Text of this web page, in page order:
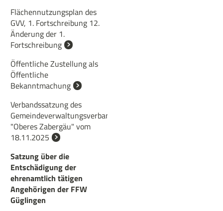
Flächennutzungsplan des
GVV, 1. Fortschreibung 12.
Änderung der 1.
Fortschreibung
Öffentliche Zustellung als
Öffentliche
Bekanntmachung
Verbandssatzung des
Gemeindeverwaltungsverbandes
"Oberes Zabergäu" vom
18.11.2025
Satzung über die
Entschädigung der
ehrenamtlich tätigen
Angehörigen der FFW
Güglingen